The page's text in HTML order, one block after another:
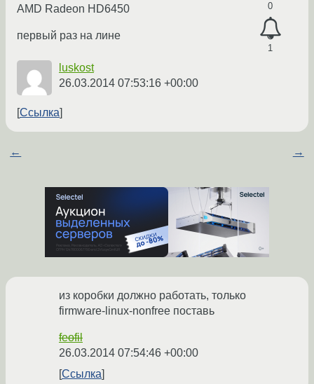
0
1
AMD Radeon HD6450
первый раз на лине
luskost
26.03.2014 07:53:16 +00:00
Ссылка
← →
из коробки должно работать, только
firmware-linux-nonfree поставь
feofil
26.03.2014 07:54:46 +00:00
Ссылка